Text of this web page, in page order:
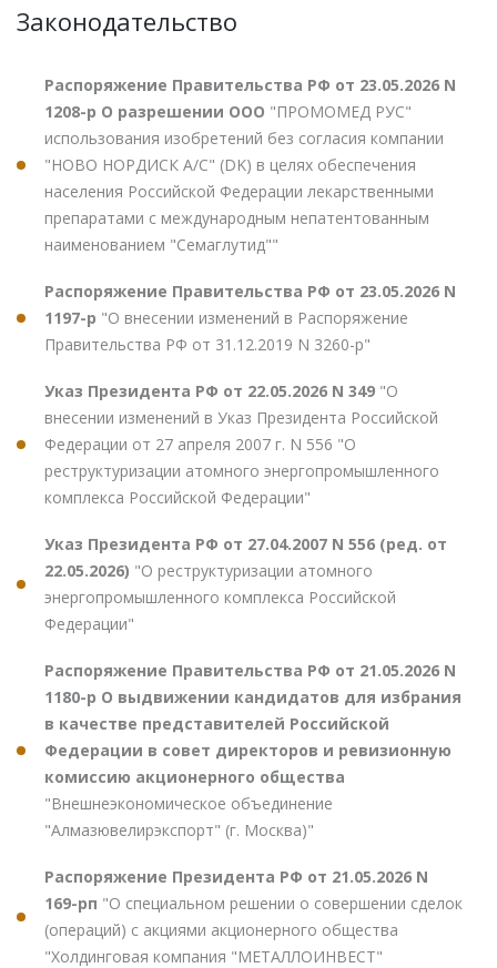
Законодательство
Распоряжение Правительства РФ от 23.05.2026 N
1208-р О разрешении ООО "ПРОМОМЕД РУС"
использования изобретений без согласия компании
"НОВО НОРДИСК А/С" (DK) в целях обеспечения
населения Российской Федерации лекарственными
препаратами с международным непатентованным
наименованием "Семаглутид""
Распоряжение Правительства РФ от 23.05.2026 N
1197-р "О внесении изменений в Распоряжение
Правительства РФ от 31.12.2019 N 3260-р"
Указ Президента РФ от 22.05.2026 N 349 "О
внесении изменений в Указ Президента Российской
Федерации от 27 апреля 2007 г. N 556 "О
реструктуризации атомного энергопромышленного
комплекса Российской Федерации"
Указ Президента РФ от 27.04.2007 N 556 (ред. от
22.05.2026) "О реструктуризации атомного
энергопромышленного комплекса Российской
Федерации"
Распоряжение Правительства РФ от 21.05.2026 N
1180-р О выдвижении кандидатов для избрания
в качестве представителей Российской
Федерации в совет директоров и ревизионную
комиссию акционерного общества
"Внешнеэкономическое объединение
"Алмазювелирэкспорт" (г. Москва)"
Распоряжение Президента РФ от 21.05.2026 N
169-рп "О специальном решении о совершении сделок
(операций) с акциями акционерного общества
"Холдинговая компания "МЕТАЛЛОИНВЕСТ"